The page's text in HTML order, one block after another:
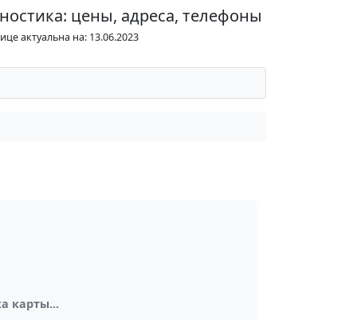
цены, адреса, телефоны
актуальна на: 13.06.2023
карты...